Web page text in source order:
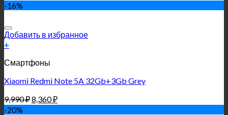
-16%
Добавить в избранное
+
Смартфоны
Xiaomi Redmi Note 5A 32Gb+3Gb Grey
9,990₽8,360₽
-20%